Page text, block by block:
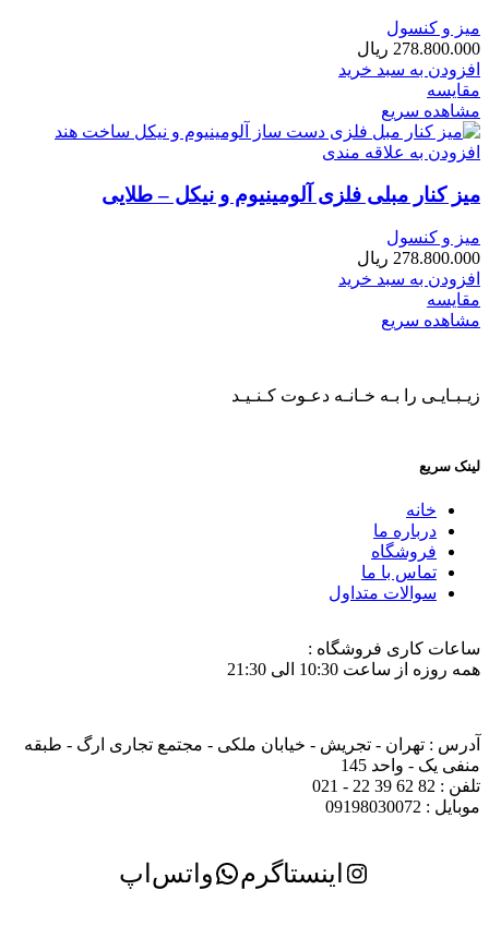
میز و کنسول
278.800.000 ریال
افزودن به سبد خرید
مقایسه
مشاهده سریع
افزودن به علاقه مندی
میز کنار مبلی فلزی آلومینیوم و نیکل – طلایی
میز و کنسول
278.800.000 ریال
افزودن به سبد خرید
مقایسه
مشاهده سریع
زیـبـایـی را بـه خـانـه دعـوت کـنـیـد
لینک سریع
خانه
درباره ما
فروشگاه
تماس با ما
سوالات متداول
ساعات کاری فروشگاه :
همه روزه از ساعت 10:30 الی 21:30
آدرس : تهران - تجریش - خیابان ملکی - مجتمع تجاری ارگ - طبقه
منفی یک - واحد 145
تلفن : 82 62 39 22 - 021
موبایل : 09198030072
اینستاگرم واتس‌اپ